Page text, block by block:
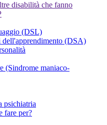
disabilità che fanno
(DSL)
(DSA)
(Sindrome maniaco-
psichiatria
fare per?